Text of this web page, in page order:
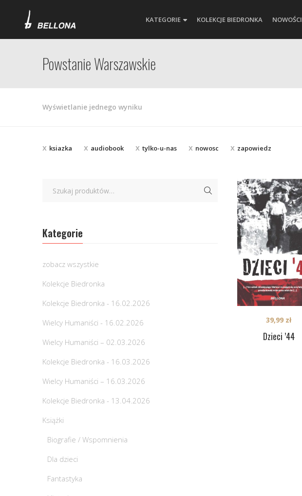
KATEGORIE KOLEKCJE BIEDRONKA NOWOŚCI
Powstanie Warszawskie
Wyświetlanie jednego wyniku
ksiazka audiobook tylko-u-nas nowosc zapowiedz
Dzieci ’44
39,99 zł
Kategorie
zobacz wszystkie
Kolekcje Biedronka
Kolekcje Biedronka - 16.02.2026
Wielcy Humaniści - 16.02.2026
Wielcy Humaniści – 02.03.2026
Kolekcje Biedronka - 16.03.2026
Wielcy Humaniści – 16.03.2026
Kolekcje Biedronka - 13.04.2026
Książki
Biografie / Wspomnienia
Dla dzieci
Fantastyka